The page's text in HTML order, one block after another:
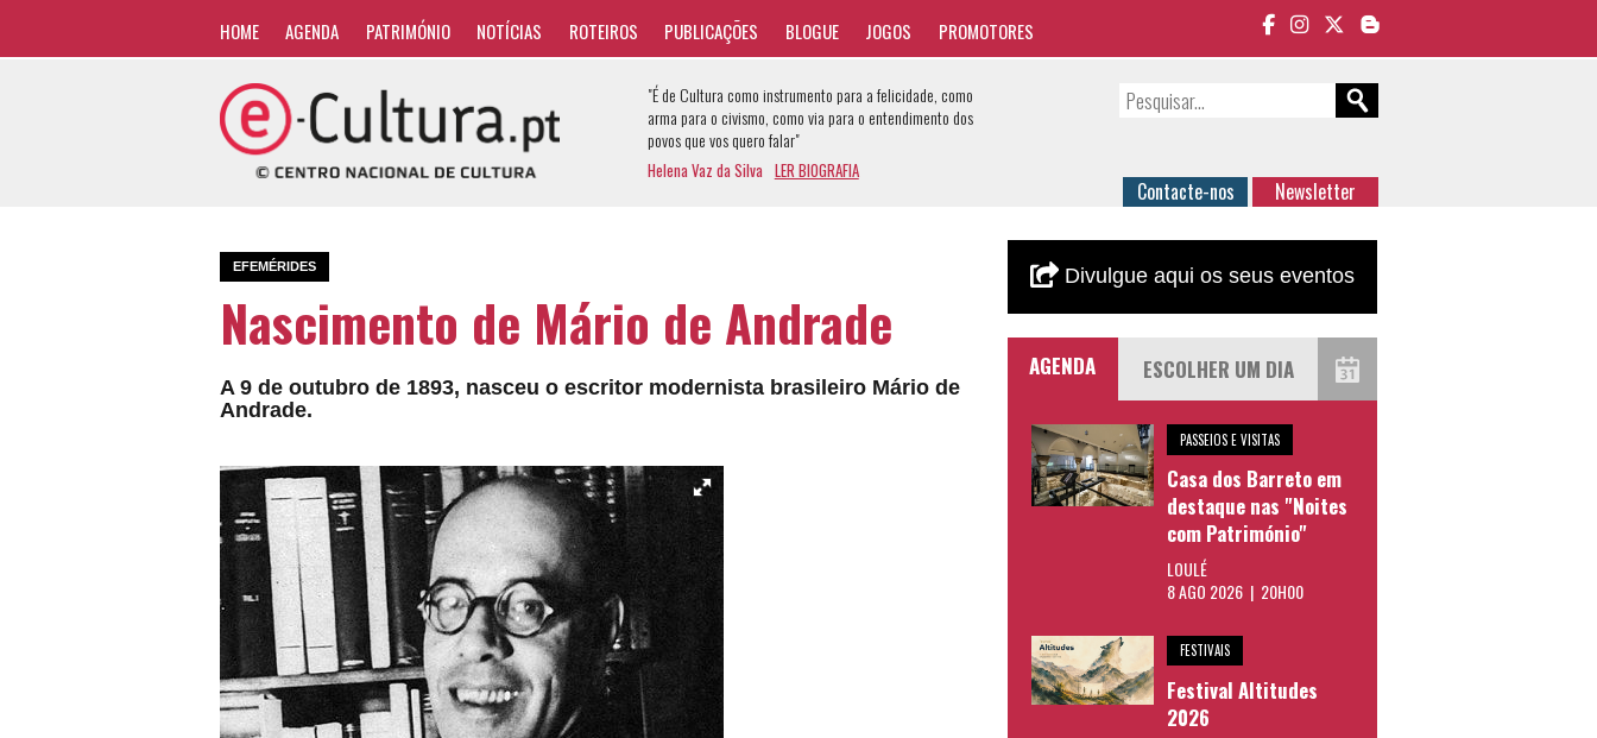
HOME AGENDA PATRIMÓNIO NOTÍCIAS ROTEIROS PUBLICAÇÕES BLOGUE JOGOS PROMOTORES
"É de Cultura como instrumento para a felicidade, como
arma para o civismo, como via para o entendimento dos
povos que vos quero falar"
Helena Vaz da Silva LER BIOGRAFIA
Contacte-nos Newsletter
EFEMÉRIDES
Nascimento de Mário de Andrade
A 9 de outubro de 1893, nasceu o escritor modernista brasileiro Mário de
Andrade.
Divulgue aqui os seus eventos
AGENDA
PASSEIOS E VISITAS
Casa dos Barreto em
destaque nas "Noites
com Património"
LOULÉ
8 AGO 2026 | 20H00
FESTIVAIS
Festival Altitudes
2026